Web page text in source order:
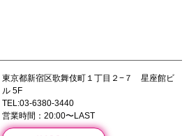
東京都新宿区歌舞伎町１丁目２−７ 星座館ビ
ル 5F
TEL:03-6380-3440
営業時間：20:00〜LAST